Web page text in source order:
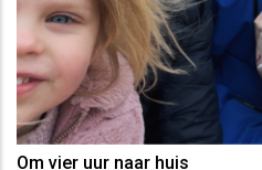
Om vier uur naar huis